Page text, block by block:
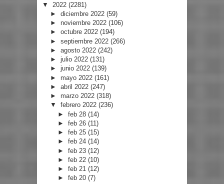
▼ 2022 (2281)
► diciembre 2022 (59)
► noviembre 2022 (106)
► octubre 2022 (194)
► septiembre 2022 (266)
► agosto 2022 (242)
► julio 2022 (131)
► junio 2022 (139)
► mayo 2022 (161)
► abril 2022 (247)
► marzo 2022 (318)
▼ febrero 2022 (236)
►feb 28(14)
►feb 26(11)
►feb 25(15)
►feb 24(14)
►feb 23(12)
►feb 22(10)
►feb 21(12)
►feb 20(7)